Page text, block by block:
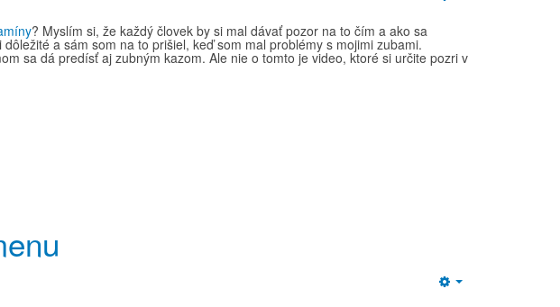
? Myslím si, že každý človek by si mal dávať pozor na to čím a ako sa
a sám som na to prišiel, keď som mal problémy s mojimi zubami.
sa dá predísť aj zubným kazom. Ale nie o tomto je video, ktoré si určite pozri v